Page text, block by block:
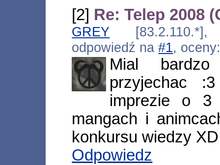
[2] Re: Telep 2008
GREY [83.2.110.*],
odpowiedź na#1,
Mial bardzo
przyjechac
imprezie o
mangach i
konkursu wiedzy XD
Odpowiedz